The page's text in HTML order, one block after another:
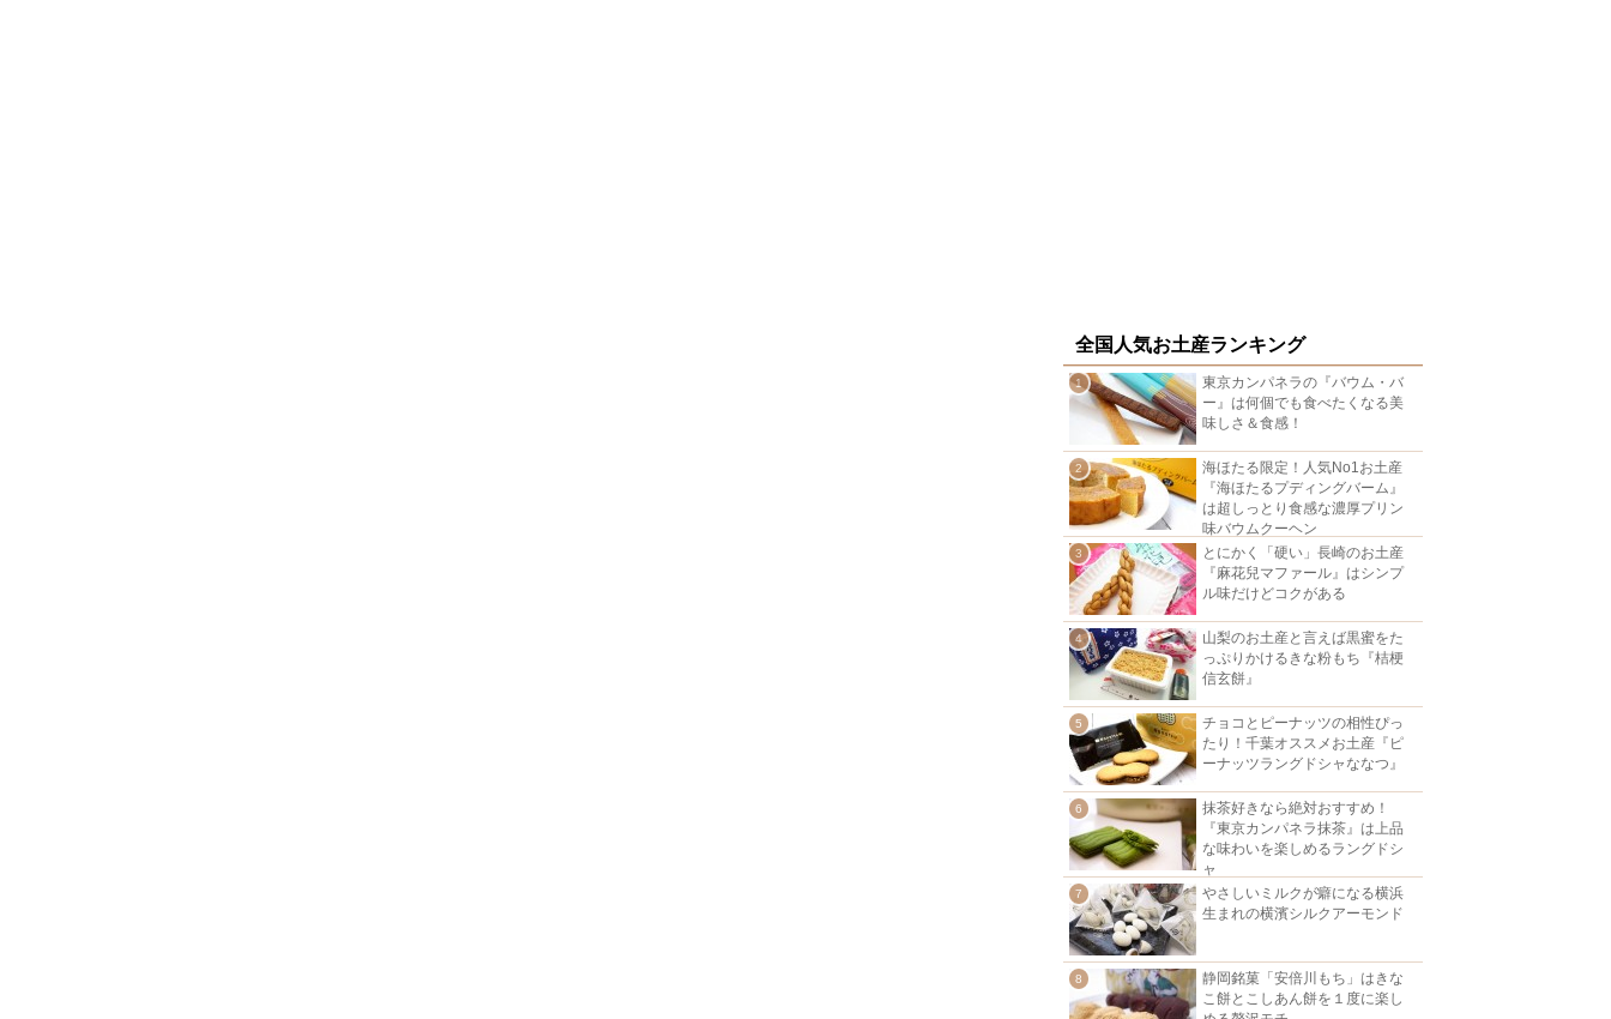
全国人気お土産ランキング
東京カンパネラの『バウム・バ
ー』は何個でも食べたくなる美
味しさ＆食感！
海ほたる限定！人気No1お土産
『海ほたるプディングバーム』
は超しっとり食感な濃厚プリン
味バウムクーヘン
とにかく「硬い」長崎のお土産
『麻花兒マファール』はシンプ
ル味だけどコクがある
山梨のお土産と言えば黒蜜をた
っぷりかけるきな粉もち『桔梗
信玄餅』
チョコとピーナッツの相性ぴっ
たり！千葉オススメお土産『ピ
ーナッツラングドシャななつ』
抹茶好きなら絶対おすすめ！
『東京カンパネラ抹茶』は上品
な味わいを楽しめるラングドシ
ャ
やさしいミルクが癖になる横浜
生まれの横濱シルクアーモンド
静岡銘菓「安倍川もち」はきな
こ餅とこしあん餅を１度に楽し